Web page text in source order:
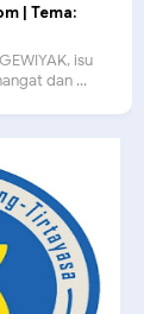
| Tema:
isu
dan ...